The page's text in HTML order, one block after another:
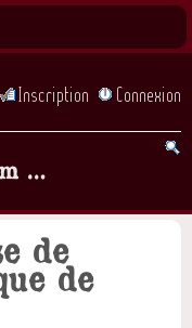
Connexion
Inscription
Le Forum de la chorale, Parlons chansons! (lorsque vous demandez à être inscrit il faut attendre... quelques heures, qu'un admin valide votre inscription)
de
de